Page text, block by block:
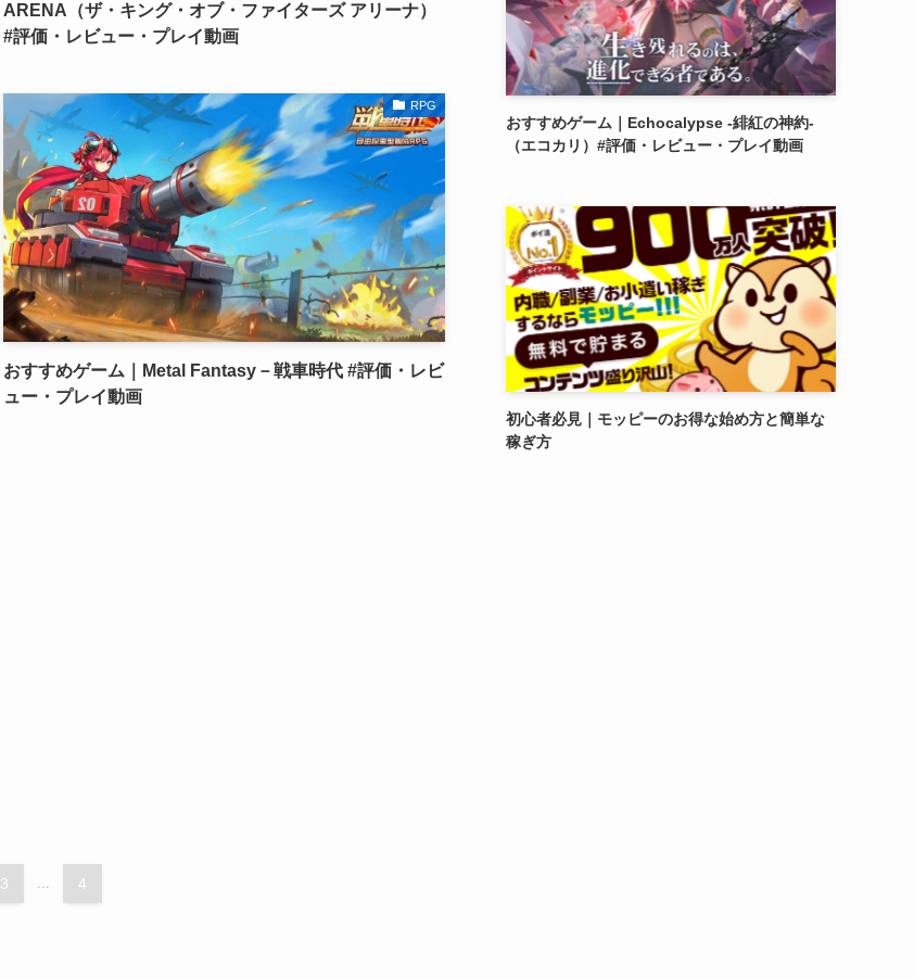
ARENA（ザ・キング・オブ・ファイターズ アリーナ）
#評価・レビュー・プレイ動画
RPG
おすすめゲーム｜Metal Fantasy－戦車時代 #評価・レビ
ュー・プレイ動画
3 4
おすすめゲーム｜Echocalypse -緋紅の神約-
（エコカリ）#評価・レビュー・プレイ動画
初心者必見｜モッピーのお得な始め方と簡単な
稼ぎ方